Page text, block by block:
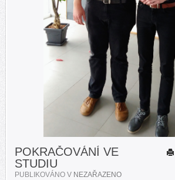
POKRAČOVÁNÍ VE
STUDIU
PUBLIKOVÁNO V NEZAŘAZENO